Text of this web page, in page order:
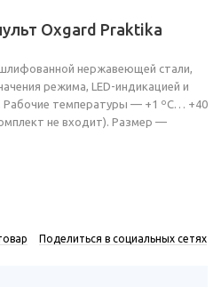
Oxgard Praktika
нержавеющей стали,
режима, LED-индикацией и
Рабочие температуры — +1 ºС… +40
не входит). Размер —
Поделиться в социальных сетях